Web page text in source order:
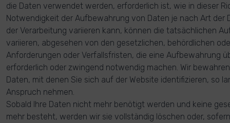
die Daten verwendet werden, erforderlich ist, wie in dieser
Notwendigkeit der Aufbewahrung von Daten je nach Art der
der Verarbeitung variieren kann, können die tatsächlichen
variieren, abgesehen von den gesetzlichen, behördlichen
Anforderungen oder Verfallsfristen, die eine Aufbewahrung
erforderlich oder zwingend notwendig machen. Wir
Daten, mit denen Sie sich auf der Website identifizieren, so
Anspruch nehmen.
Sobald Ihre Daten nicht mehr benötigt werden und keine
mehr besteht, werden wir sie vollständig löschen oder,